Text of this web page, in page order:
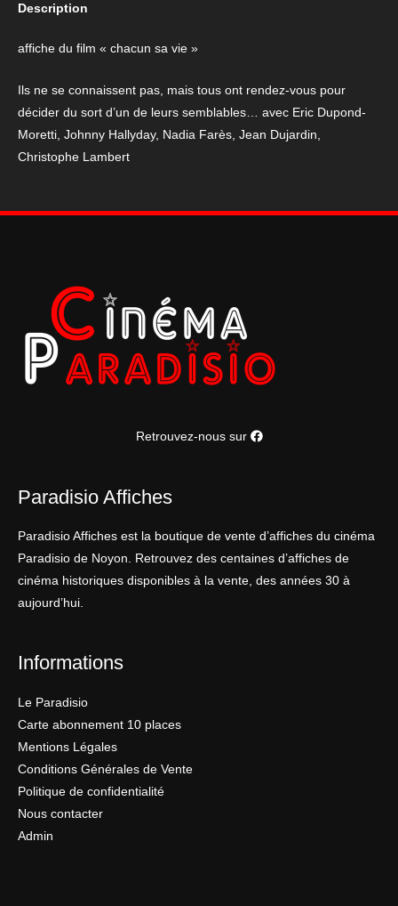
"chacun
vie"
Description
affiche du film « chacun sa vie »
Ils ne se connaissent pas, mais tous ont rendez-vous pour
décider du sort d’un de leurs semblables… avec Eric Dupond-
Moretti, Johnny Hallyday, Nadia Farès, Jean Dujardin,
Christophe Lambert
Retrouvez-nous sur
Paradisio Affiches
Paradisio Affiches est la boutique de vente d’affiches du cinéma
Paradisio de Noyon. Retrouvez des centaines d’affiches de
cinéma historiques disponibles à la vente, des années 30 à
aujourd’hui.
Informations
Le Paradisio
Carte abonnement 10 places
Mentions Légales
Conditions Générales de Vente
Politique de confidentialité
Nous contacter
Admin